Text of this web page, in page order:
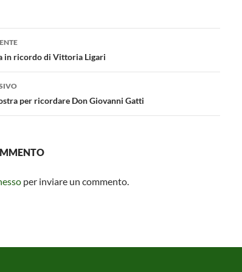
g
vi
in ricordo di Vittoria Ligari
per ricordare Don Giovanni Gatti
per inviare un commento.